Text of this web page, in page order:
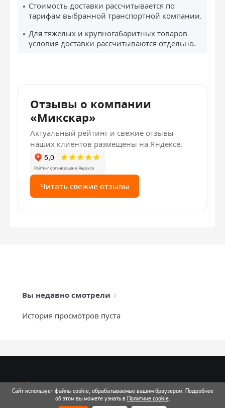
Стоимость доставки рассчитывается по
тарифам выбранной транспортной компании.
Для тяжёлых и крупногабаритных товаров
условия доставки рассчитываются отдельно.
Отзывы о компании
«Микскар»
Актуальный рейтинг и свежие отзывы
наших клиентов размещены на Яндексе.
Читать свежие отзывы
Вы недавно смотрели
История просмотров пуста
info@mixtcar.ru
Почта для связи
Сайт использует файлы cookie, обрабатываемые вашим браузером. Подробнее
об этом вы можете узнать в Политике cookie.